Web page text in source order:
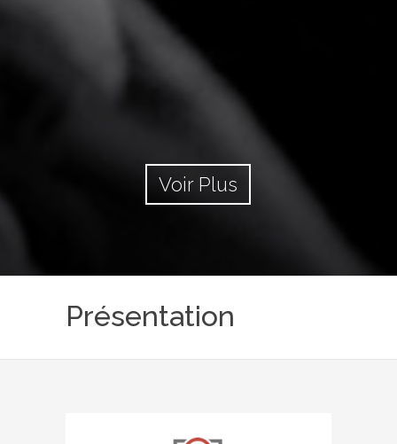
Voir Plus
Présentation